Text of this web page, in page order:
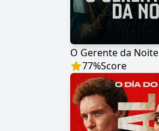
O Gerente da Noite
77%Score